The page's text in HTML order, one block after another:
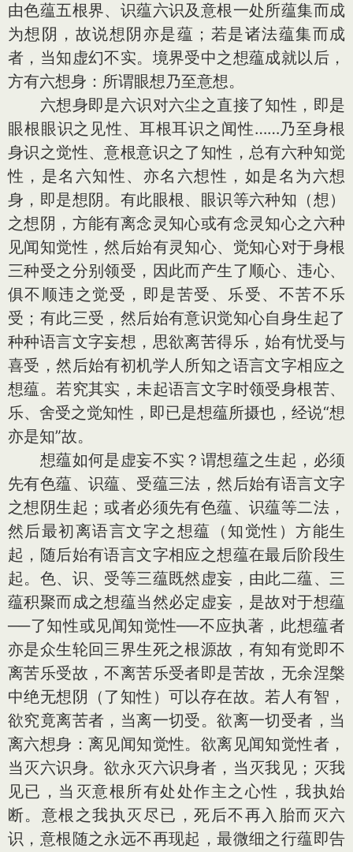
由色蕴五根界、识蕴六识及意根一处所蕴集而成
为想阴，故说想阴亦是蕴；若是诸法蕴集而成
者，当知虚幻不实。境界受中之想蕴成就以后，
方有六想身：所谓眼想乃至意想。
六想身即是六识对六尘之直接了知性，即是
眼根眼识之见性、耳根耳识之闻性……乃至身根
身识之觉性、意根意识之了知性，总有六种知觉
性，是名六知性、亦名六想性，如是名为六想
身，即是想阴。有此眼根、眼识等六种知（想）
之想阴，方能有离念灵知心或有念灵知心之六种
见闻知觉性，然后始有灵知心、觉知心对于身根
三种受之分别领受，因此而产生了顺心、违心、
俱不顺违之觉受，即是苦受、乐受、不苦不乐
受；有此三受，然后始有意识觉知心自身生起了
种种语言文字妄想，思欲离苦得乐，始有忧受与
喜受，然后始有初机学人所知之语言文字相应之
想蕴。若究其实，未起语言文字时领受身根苦、
乐、舍受之觉知性，即已是想蕴所摄也，经说“想
亦是知”故。
想蕴如何是虚妄不实？谓想蕴之生起，必须
先有色蕴、识蕴、受蕴三法，然后始有语言文字
之想阴生起；或者必须先有色蕴、识蕴等二法，
然后最初离语言文字之想蕴（知觉性）方能生
起，随后始有语言文字相应之想蕴在最后阶段生
起。色、识、受等三蕴既然虚妄，由此二蕴、三
蕴积聚而成之想蕴当然必定虚妄，是故对于想蕴
──了知性或见闻知觉性──不应执著，此想蕴者
亦是众生轮回三界生死之根源故，有知有觉即不
离苦乐受故，不离苦乐受者即是苦故，无余涅槃
中绝无想阴（了知性）可以存在故。若人有智，
欲究竟离苦者，当离一切受。欲离一切受者，当
离六想身：离见闻知觉性。欲离见闻知觉性者，
当灭六识身。欲永灭六识身者，当灭我见；灭我
见已，当灭意根所有处处作主之心性，我执始
断。意根之我执灭尽已，死后不再入胎而灭六
识，意根随之永远不再现起，最微细之行蕴即告